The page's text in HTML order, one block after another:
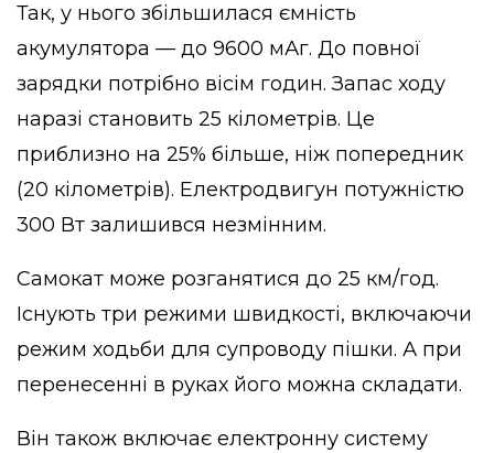
Так, у нього збільшилася ємність
акумулятора — до 9600 мАг. До повної
зарядки потрібно вісім годин. Запас ходу
наразі становить 25 кілометрів. Це
приблизно на 25% більше, ніж попередник
(20 кілометрів). Електродвигун потужністю
300 Вт залишився незмінним.
Самокат може розганятися до 25 км/год.
Існують три режими швидкості, включаючи
режим ходьби для супроводу пішки. А при
перенесенні в руках його можна складати.
Він також включає електронну систему